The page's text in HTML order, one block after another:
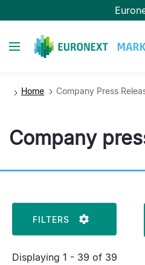
en
deToggle navigation
Home Company Press
Company
FILTERS
Displaying 1 - 39 of 39